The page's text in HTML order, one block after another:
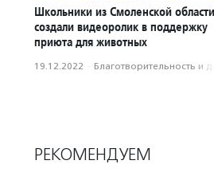
Школьники из Смоленской области
создали видеоролик в поддержку
приюта для животных
19.12.2022 · Благотвори­тель­ность и
РЕКОМЕНДУЕМ